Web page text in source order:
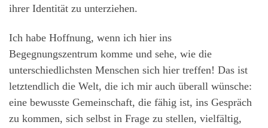
ihrer Identität zu unterziehen.
Ich habe Hoffnung, wenn ich hier ins
Begegnungszentrum komme und sehe, wie die
unterschiedlichsten Menschen sich hier treffen! Das ist
letztendlich die Welt, die ich mir auch überall wünsche:
eine bewusste Gemeinschaft, die fähig ist, ins Gespräch
zu kommen, sich selbst in Frage zu stellen, vielfältig,